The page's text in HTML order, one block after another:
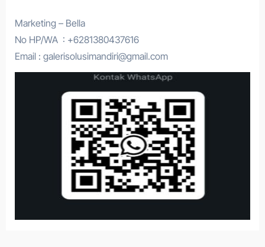
Marketing – Bella
No HP/WA : +6281380437616
Email : galerisolusimandiri@gmail.com